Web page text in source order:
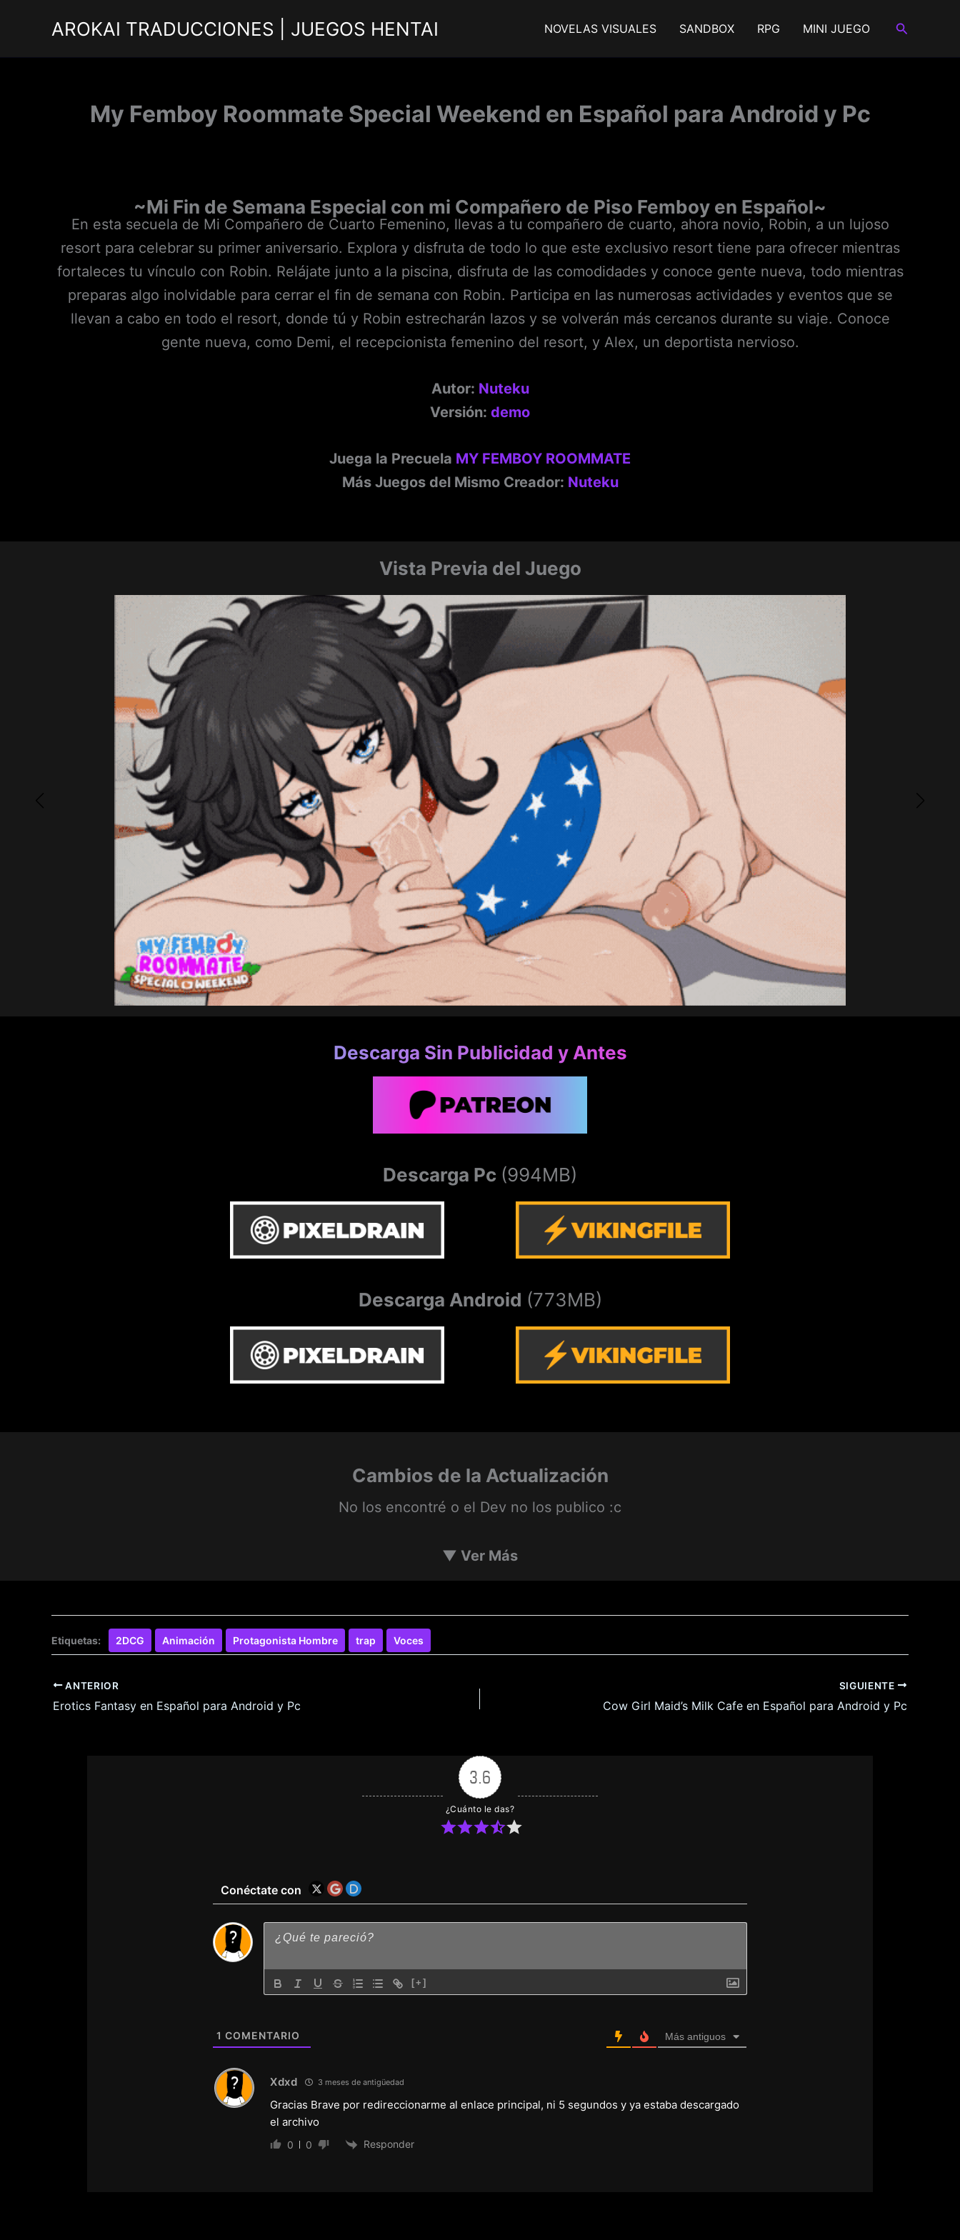
AROKAI TRADUCCIONES | JUEGOS HENTAI NOVELAS VISUALES SANDBOX RPG MINI JUEGO Buscar
My Femboy Roommate Special Weekend en Español para Android y Pc
~Mi Fin de Semana Especial con mi Compañero de Piso Femboy en Español~
En esta secuela de Mi Compañero de Cuarto Femenino, llevas a tu compañero de cuarto, ahora novio, Robin, a un lujoso
resort para celebrar su primer aniversario. Explora y disfruta de todo lo que este exclusivo resort tiene para ofrecer mientras
fortaleces tu vínculo con Robin. Relájate junto a la piscina, disfruta de las comodidades y conoce gente nueva, todo mientras
preparas algo inolvidable para cerrar el fin de semana con Robin. Participa en las numerosas actividades y eventos que se
llevan a cabo en todo el resort, donde tú y Robin estrecharán lazos y se volverán más cercanos durante su viaje. Conoce
gente nueva, como Demi, el recepcionista femenino del resort, y Alex, un deportista nervioso.
Autor: Nuteku
Versión: demo
Juega la Precuela MY FEMBOY ROOMMATE
Más Juegos del Mismo Creador: Nuteku
Vista Previa del Juego
Descarga Sin Publicidad y Antes
Descarga Pc (994MB)
Descarga Android (773MB)
Cambios de la Actualización
No los encontré o el Dev no los publico :c
▼ Ver Más
Etiquetas: 2DCG Animación Protagonista Hombre trap Voces
ANTERIOR
Erotics Fantasy en Español para Android y Pc
SIGUIENTE
Cow Girl Maid’s Milk Cafe en Español para Android y Pc
3.6
¿Cuánto le das?
Conéctate con
[+]
1 COMENTARIO Más antiguos
Xdxd 3 meses de antigüedad
Gracias Brave por redireccionarme al enlace principal, ni 5 segundos y ya estaba descargado
el archivo
0 0 Responder